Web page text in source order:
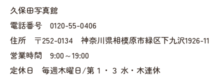
久保田写真館
電話番号 0120-55-0406
住所 〒252-0134 神奈川県相模原市緑区下九沢1926-11
営業時間 9:00～19:00
定休日 毎週木曜日/第１・３ 水・木連休